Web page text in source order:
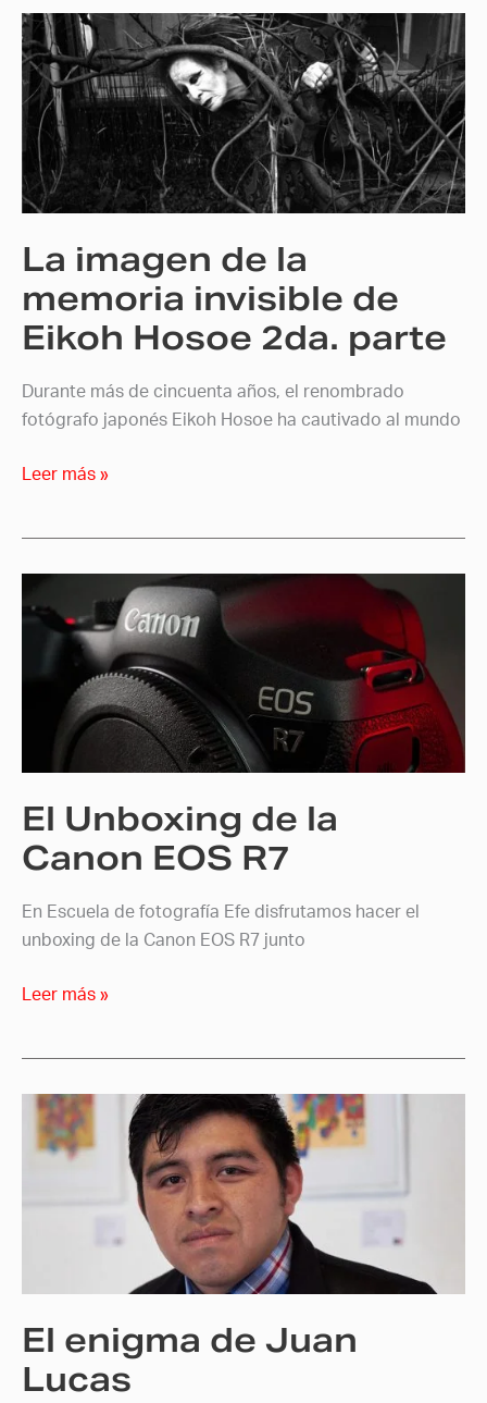
La imagen de la
memoria invisible de
Eikoh Hosoe 2da. parte
Durante más de cincuenta años, el renombrado
fotógrafo japonés Eikoh Hosoe ha cautivado al mundo
La
imagen
de
memoria
invisible
de
Hosoe
parte
Leer más »
El Unboxing de la
Canon EOS R7
En Escuela de fotografía Efe disfrutamos hacer el
unboxing de la Canon EOS R7 junto
Unboxing
Canon
Leer más »
El enigma de Juan
Lucas
enigma